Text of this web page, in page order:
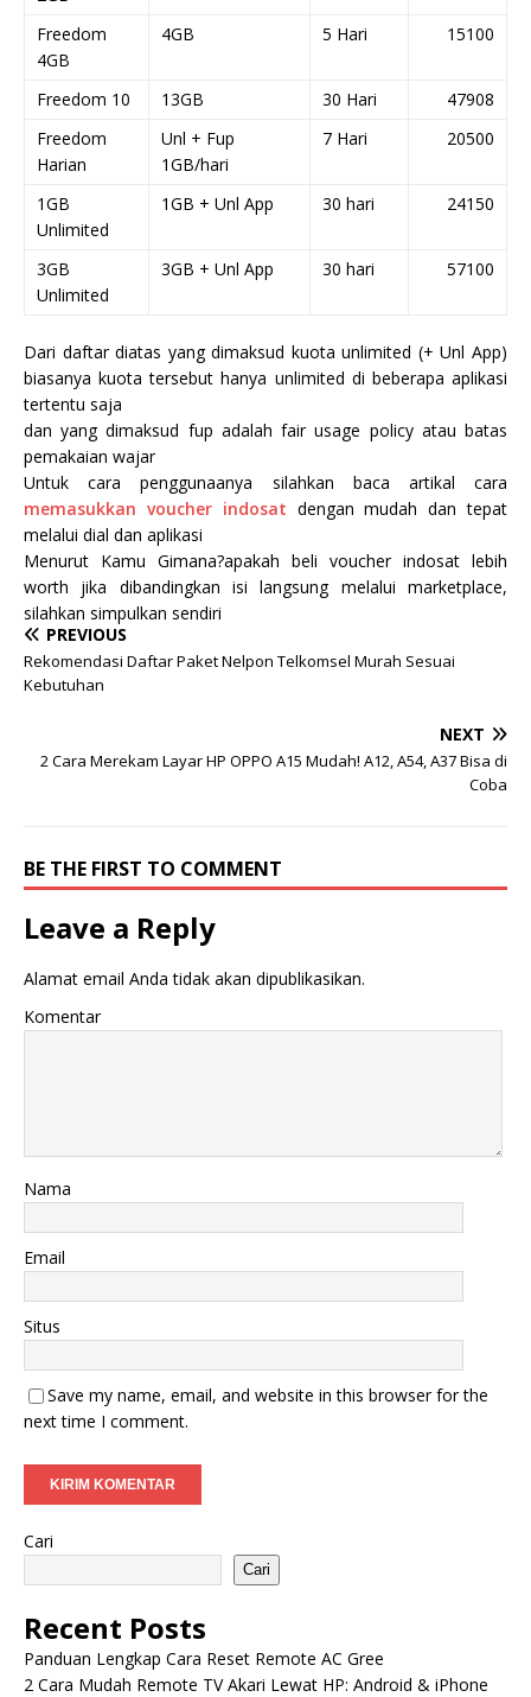
Freedom
4GB
4GB 5 Hari 15100
Freedom 10 13GB 30 Hari
47908
Freedom
Harian
Unl + Fup
1GB/hari
7 Hari 20500
1GB
Unlimited
1GB + Unl App 30 hari 24150
3GB
Unlimited
3GB + Unl App 30 hari 57100
Dari daftar diatas yang dimaksud kuota unlimited (+ Unl App)
biasanya kuota tersebut hanya unlimited di beberapa aplikasi
tertentu saja
dan yang dimaksud fup adalah fair usage policy atau batas
pemakaian wajar
Untuk cara penggunaanya silahkan baca artikal cara
memasukkan voucher indosat dengan mudah dan tepat
melalui dial dan aplikasi
Menurut Kamu Gimana?apakah beli voucher indosat lebih
worth jika dibandingkan isi langsung melalui marketplace,
silahkan simpulkan sendiri
PREVIOUS
Rekomendasi Daftar Paket Nelpon Telkomsel Murah Sesuai
Kebutuhan
NEXT
2 Cara Merekam Layar HP OPPO A15 Mudah! A12, A54, A37 Bisa di
Coba
BE THE FIRST TO COMMENT
Leave a Reply
Alamat email Anda tidak akan dipublikasikan.
Komentar
Nama
Email
Situs
Save my name, email, and website in this browser for the
next time I comment.
Cari
Cari
Recent Posts
Panduan Lengkap Cara Reset Remote AC Gree
2 Cara Mudah Remote TV Akari Lewat HP: Android & iPhone